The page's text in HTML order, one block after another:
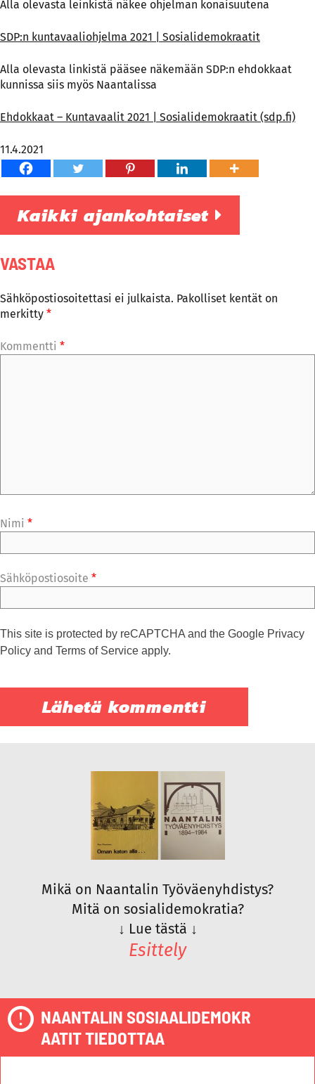
Alla olevasta leinkistä näkee ohjelman konaisuutena
SDP:n kuntavaaliohjelma 2021 | Sosialidemokraatit
Alla olevasta linkistä pääsee näkemään SDP:n ehdokkaat
kunnissa siis myös Naantalissa
Ehdokkaat – Kuntavaalit 2021 | Sosialidemokraatit (sdp.fi)
11.4.2021
Kaikki ajankohtaiset
VASTAA
Sähköpostiosoitettasi ei julkaista. Pakolliset kentät on
merkitty *
Kommentti *
Nimi *
Sähköpostiosoite *
This site is protected by reCAPTCHA and the Google Privacy
Policy and Terms of Service apply.
Mikä on Naantalin Työväenyhdistys?
Mitä on sosialidemokratia?
↓ Lue tästä ↓
Esittely
NAANTALIN SOSIAALIDEMOKR
AATIT TIEDOTTAA